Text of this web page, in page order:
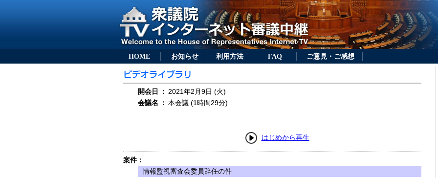
HOME お知らせ 利用方法 FAQ ご意見・ご感想
開会日 ： 2021年2月9日 (火)
会議名
： 本会議 (1時間29分)
はじめから再生
案件：
情報監視審査会委員辞任の件